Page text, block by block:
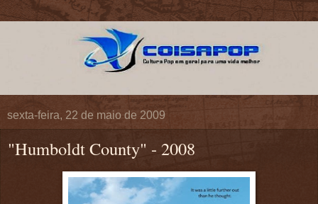
sexta-feira, 22 de maio de 2009
"Humboldt County" - 2008